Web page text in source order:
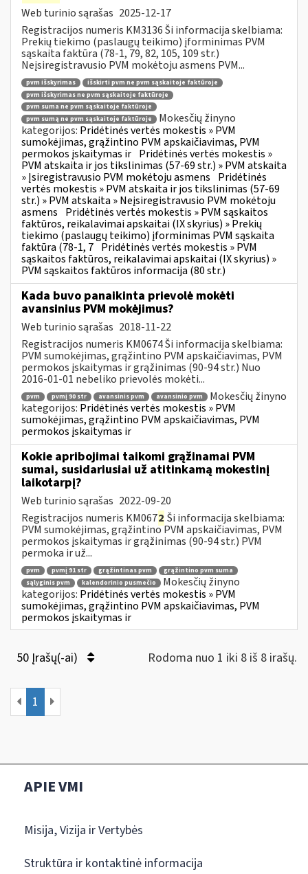
Web turinio sąrašas 2025-12-17
Registracijos numeris KM3136 Ši informacija skelbiama:
Prekių tiekimo (paslaugų teikimo) įforminimas PVM
sąskaita faktūra (78-1, 79, 82, 105, 109 str.)
Neįsiregistravusio PVM mokėtoju asmens PVM...
pvm išskyrimas
išskirti pvm ne pvm sąskaitoje faktūroje
pvm išskyrimas ne pvm sąskaitoje faktūroje
pvm suma ne pvm sąskaitoje faktūroje
pvm sumą ne pvm sąskaitoje faktūroje
Mokesčių žinyno
kategorijos: Pridėtinės vertės mokestis » PVM
sumokėjimas, grąžintino PVM apskaičiavimas, PVM
permokos įskaitymas ir Pridėtinės vertės mokestis »
PVM atskaita ir jos tikslinimas (57-69 str.) » PVM atskaita
» Įsiregistravusio PVM mokėtoju asmens Pridėtinės
vertės mokestis » PVM atskaita ir jos tikslinimas (57-69
str.) » PVM atskaita » Neįsiregistravusio PVM mokėtoju
asmens Pridėtinės vertės mokestis » PVM sąskaitos
faktūros, reikalavimai apskaitai (IX skyrius) » Prekių
tiekimo (paslaugų teikimo) įforminimas PVM sąskaita
faktūra (78-1, 7 Pridėtinės vertės mokestis » PVM
sąskaitos faktūros, reikalavimai apskaitai (IX skyrius) »
PVM sąskaitos faktūros informacija (80 str.)
Kada buvo panaikinta prievolė mokėti
avansinius PVM mokėjimus?
Web turinio sąrašas 2018-11-22
Registracijos numeris KM0674 Ši informacija skelbiama:
PVM sumokėjimas, grąžintino PVM apskaičiavimas, PVM
permokos įskaitymas ir grąžinimas (90-94 str.) Nuo
2016-01-01 nebeliko prievolės mokėti...
pvm pvmį 90 str avansinis pvm avansinio pvm
Mokesčių žinyno
kategorijos: Pridėtinės vertės mokestis » PVM
sumokėjimas, grąžintino PVM apskaičiavimas, PVM
permokos įskaitymas ir
Kokie apribojimai taikomi grąžinamai PVM
sumai, susidariusiai už atitinkamą mokestinį
laikotarpį?
Web turinio sąrašas 2022-09-20
Registracijos numeris KM0672 Ši informacija skelbiama:
PVM sumokėjimas, grąžintino PVM apskaičiavimas, PVM
permokos įskaitymas ir grąžinimas (90-94 str.) PVM
permoka ir už...
pvm pvmį 91 str grąžintinas pvm
grąžintino pvm suma
sąlyginis pvm
kalendorinio pusmečio
Mokesčių žinyno
kategorijos: Pridėtinės vertės mokestis » PVM
sumokėjimas, grąžintino PVM apskaičiavimas, PVM
permokos įskaitymas ir
50 Įrašų(-ai) Rodoma nuo 1 iki 8 iš 8 irašų.
1
APIE VMI
Misija, Vizija ir Vertybės
Struktūra ir kontaktinė informacija